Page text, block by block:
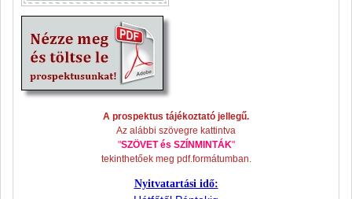
A prospektus tájékoztató jellegű.
Az alábbi szövegre kattintva
"SZÖVET és SZÍNMINTÁK"
tekinthetőek meg pdf.formátumban.
Nyitvatartási idő: